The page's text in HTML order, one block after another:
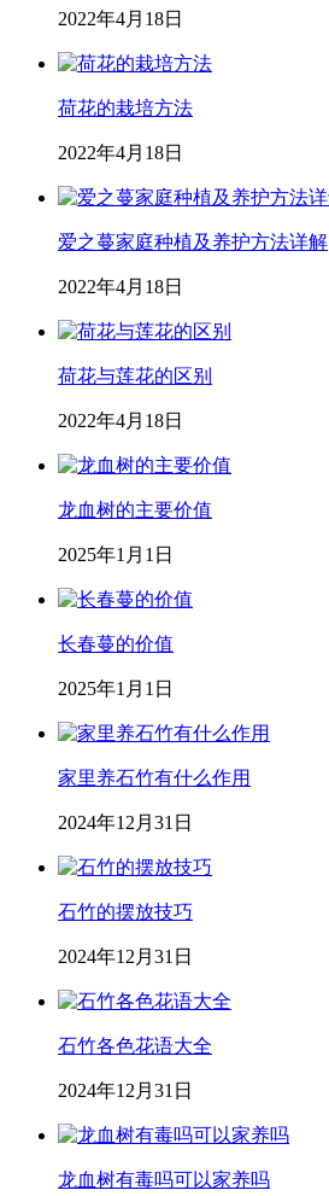
2022年4月18日
荷花的栽培方法
2022年4月18日
爱之蔓家庭种植及养护方法详解
2022年4月18日
荷花与莲花的区别
2022年4月18日
龙血树的主要价值
2025年1月1日
长春蔓的价值
2025年1月1日
家里养石竹有什么作用
2024年12月31日
石竹的摆放技巧
2024年12月31日
石竹各色花语大全
2024年12月31日
龙血树有毒吗可以家养吗